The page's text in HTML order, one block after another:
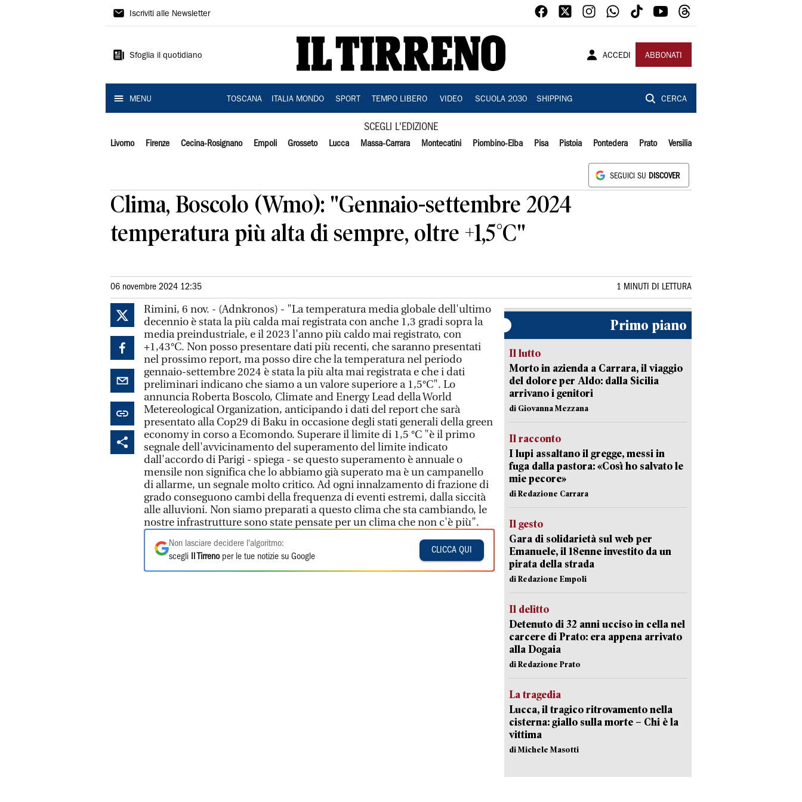
Il
Iscriviti alle Newsletter
Sfoglia il quotidiano ACCEDI ABBONATI
MENU TOSCANA ITALIA MONDO SPORT TEMPO LIBERO VIDEO SCUOLA 2030 SHIPPING CERCA
SCEGLI L'EDIZIONE
Livorno Firenze Cecina-Rosignano Empoli Grosseto Lucca Massa-Carrara Montecatini Piombino-Elba Pisa Pistoia Pontedera Prato Versilia
SEGUICI SU DISCOVER
Clima, Boscolo (Wmo): "Gennaio-settembre 2024
temperatura più alta di sempre, oltre +1,5°C"
06 novembre 2024 12:35 1 MINUTI DI LETTURA
Rimini, 6 nov. - (Adnkronos) - "La temperatura media globale dell'ultimo
decennio è stata la più calda mai registrata con anche 1,3 gradi sopra la
media preindustriale, e il 2023 l'anno più caldo mai registrato, con
+1,43°C. Non posso presentare dati più recenti, che saranno presentati
nel prossimo report, ma posso dire che la temperatura nel periodo
gennaio-settembre 2024 è stata la più alta mai registrata e che i dati
preliminari indicano che siamo a un valore superiore a 1,5°C". Lo
annuncia Roberta Boscolo, Climate and Energy Lead della World
Metereological Organization, anticipando i dati del report che sarà
presentato alla Cop29 di Baku in occasione degli stati generali della green
economy in corso a Ecomondo. Superare il limite di 1,5 °C "è il primo
segnale dell'avvicinamento del superamento del limite indicato
dall'accordo di Parigi - spiega - se questo superamento è annuale o
mensile non significa che lo abbiamo già superato ma è un campanello
di allarme, un segnale molto critico. Ad ogni innalzamento di frazione di
grado conseguono cambi della frequenza di eventi estremi, dalla siccità
alle alluvioni. Non siamo preparati a questo clima che sta cambiando, le
nostre infrastrutture sono state pensate per un clima che non c'è più".
Non lasciare decidere l'algoritmo:
scegli
Il Tirrenoper le tue notizie su Google
CLICCA QUI
Primo piano
Il lutto
Morto in azienda a Carrara, il viaggio
del dolore per Aldo: dalla Sicilia
arrivano i genitori
di Giovanna Mezzana
Il racconto
I lupi assaltano il gregge, messi in
fuga dalla pastora: «Così ho salvato le
mie pecore»
di Redazione Carrara
Il gesto
Gara di solidarietà sul web per
Emanuele, il 18enne investito da un
pirata della strada
di Redazione Empoli
Il delitto
Detenuto di 32 anni ucciso in cella nel
carcere di Prato: era appena arrivato
alla Dogaia
di Redazione Prato
La tragedia
Lucca, il tragico ritrovamento nella
cisterna: giallo sulla morte – Chi è la
vittima
di Michele Masotti